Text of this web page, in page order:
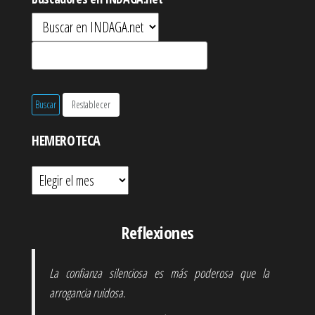
HEMEROTECA
Hemeroteca
Reflexiones
La confianza silenciosa es más poderosa que la
arrogancia ruidosa.